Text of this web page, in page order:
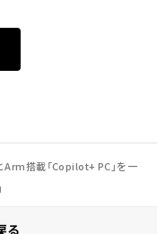
Arm搭載「Copilot+ PC」を一
る